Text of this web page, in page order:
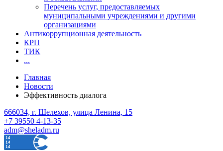
Перечень услуг, предоставляемых
муниципальными учреждениями и другими
организациями
Антикоррупционная деятельность
КРП
ТИК
...
Главная
Новости
Эффективность диалога
666034, г. Шелехов, улица Ленина, 15
+7 39550 4-13-35
adm@sheladm.ru